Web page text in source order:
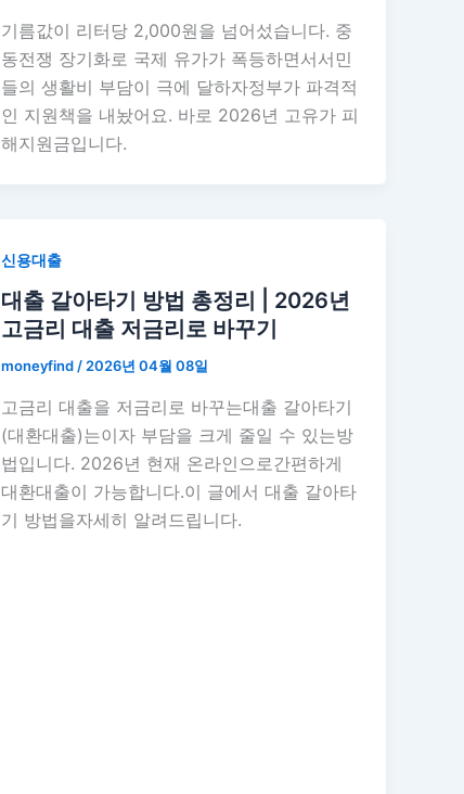
기름값이 리터당 2,000원을 넘어섰습니다. 중
동전쟁 장기화로 국제 유가가 폭등하면서서민
들의 생활비 부담이 극에 달하자정부가 파격적
인 지원책을 내놨어요. 바로 2026년 고유가 피
해지원금입니다.
신용대출
대출 갈아타기 방법 총정리 | 2026년
고금리 대출 저금리로 바꾸기
moneyfind/2026년 04월 08일
고금리 대출을 저금리로 바꾸는대출 갈아타기
(대환대출)는이자 부담을 크게 줄일 수 있는방
법입니다. 2026년 현재 온라인으로간편하게
대환대출이 가능합니다.이 글에서 대출 갈아타
기 방법을자세히 알려드립니다.